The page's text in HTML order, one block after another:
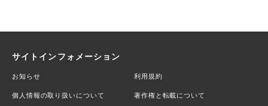
サイトインフォメーション
お知らせ 利用規約
個人情報の取り扱いについて 著作権と転載について